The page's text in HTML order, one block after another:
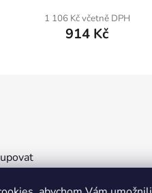
1 106 Kč včetně DPH
914 Kč